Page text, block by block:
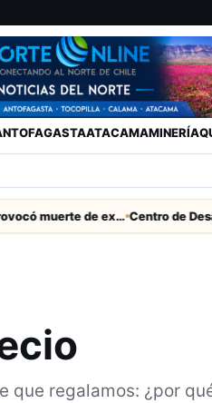
ATACAMAMINERÍA
Descarga eléctrica provocó muerte de extranjero que robaba cables en Cerro Chuño
que regalamos: ¿por